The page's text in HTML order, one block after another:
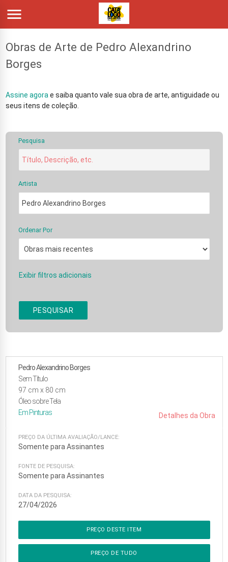

Obras de Arte de Pedro Alexandrino
Borges
Assine agora e saiba quanto vale sua obra de arte, antiguidade ou
seus itens de coleção.
Pesquisa
Artista
Ordenar Por
Exibir filtros adicionais
PESQUISAR
Pedro Alexandrino Borges
Sem Título
97 cm x 80 cm
Óleo sobre Tela
Em Pinturas Detalhes da Obra
PREÇO DA ÚLTIMA AVALIAÇÃO/LANCE:
Somente para Assinantes
FONTE DE PESQUISA:
Somente para Assinantes
DATA DA PESQUISA:
27/04/2026
PREÇO DESTE ITEM
PREÇO DE TUDO